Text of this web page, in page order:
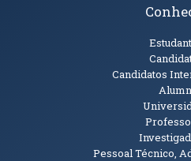
Candidatos
Pessoal Técnico,